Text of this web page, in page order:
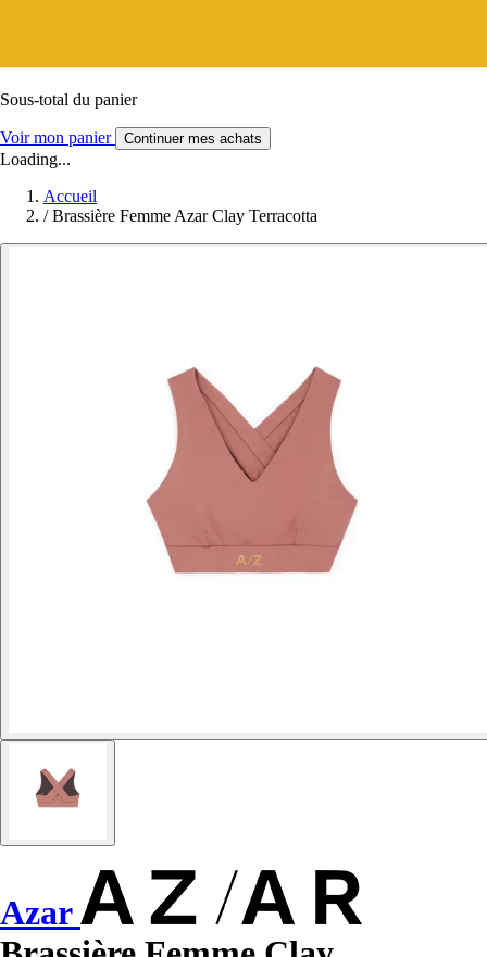
Sous-total du panier
Voir mon panier Continuer mes achats
Loading...
Accueil
/ Brassière Femme Azar Clay Terracotta
Azar